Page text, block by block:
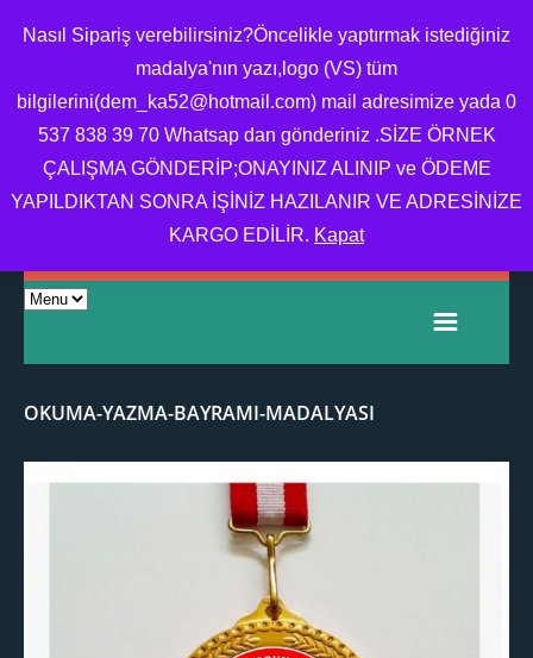
MADALYA,MADALYA
YAPTIRMA,MADALYA
FIYATI,OKUL MADALYA
ÖRNEĞI
OKUMA-YAZMA-BAYRAMI-MADALYASI
Nasıl Sipariş verebilirsiniz?Öncelikle yaptırmak istediğiniz
madalya'nın yazı,logo (VS) tüm
bilgilerini(dem_ka52@hotmail.com) mail adresimize yada 0
537 838 39 70 Whatsap dan gönderiniz .SİZE ÖRNEK
ÇALIŞMA GÖNDERİP;ONAYINIZ ALINIP ve ÖDEME
YAPILDIKTAN SONRA İŞİNİZ HAZILANIR VE ADRESİNİZE
KARGO EDİLİR. Kapat